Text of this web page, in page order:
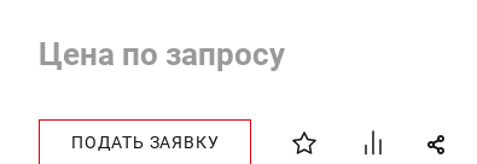
Цена по запросу
ПОДАТЬ ЗАЯВКУ